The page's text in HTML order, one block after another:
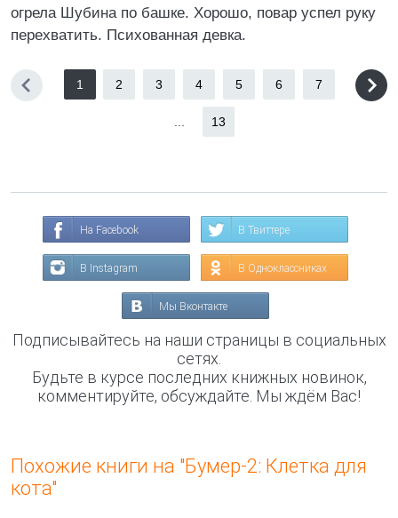
огрела Шубина по башке. Хорошо, повар успел руку
перехватить. Психованная девка.
1 2 3 4 5 6 7
13
На Facebook В Твиттере
В Instagram В Одноклассниках
Мы Вконтакте
Подписывайтесь на наши страницы в социальных
сетях.
Будьте в курсе последних книжных новинок,
комментируйте, обсуждайте. Мы ждём Вас!
Похожие книги на "Бумер-2: Клетка для
кота"